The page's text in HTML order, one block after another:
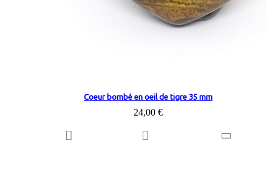
Coeur bombé en oeil de tigre 35 mm
24,00 €